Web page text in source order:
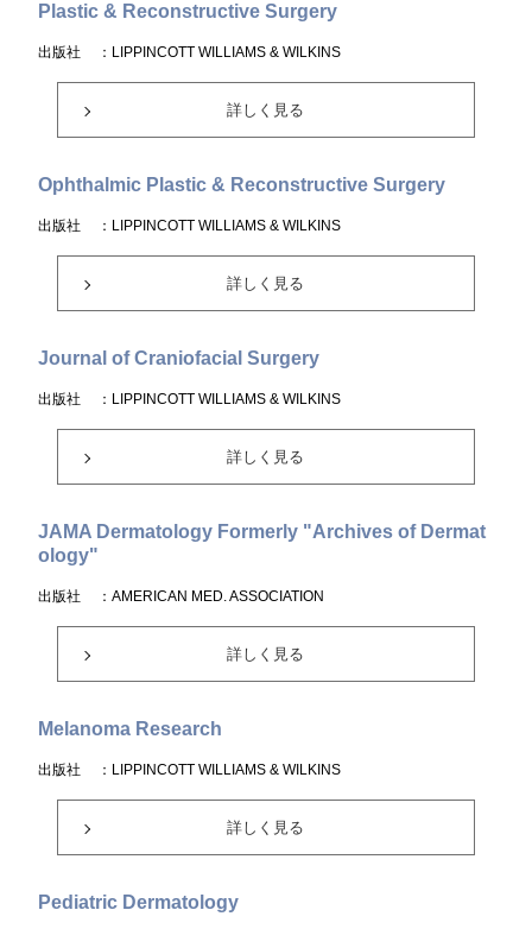
Plastic & Reconstructive Surgery
出版社 ：LIPPINCOTT WILLIAMS & WILKINS
詳しく見る
Ophthalmic Plastic & Reconstructive Surgery
出版社 ：LIPPINCOTT WILLIAMS & WILKINS
詳しく見る
Journal of Craniofacial Surgery
出版社 ：LIPPINCOTT WILLIAMS & WILKINS
詳しく見る
JAMA Dermatology Formerly "Archives of Dermat
ology"
出版社 ：AMERICAN MED. ASSOCIATION
詳しく見る
Melanoma Research
出版社 ：LIPPINCOTT WILLIAMS & WILKINS
詳しく見る
Pediatric Dermatology